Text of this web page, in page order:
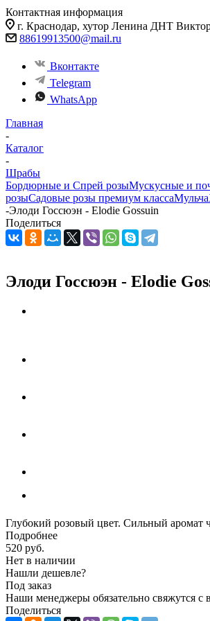
Контактная информация
г. Краснодар, хутор Ленина ДНТ
88619913500@mail.ru
Вконтакте
Telegram
WhatsApp
Главная
-
Каталог
-
Шрабы
Бордюрные и Спрей розыМускусные и
розыСадовые розы премиум классаМульча
-Элоди Госсюэн - Elodie Gossuin
Поделиться
Элоди Госсюэн - Elodie
Глубокий розовый цвет. Сильный аромат
Подробнее
520 руб.
Нет в наличии
Нашли дешевле?
Под заказ
Наши менеджеры обязательно свяжутся с
Поделиться